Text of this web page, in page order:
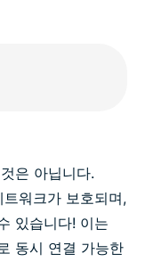
은 아닙니다.
워크가 보호되며,
있습니다! 이는
동시 연결 가능한